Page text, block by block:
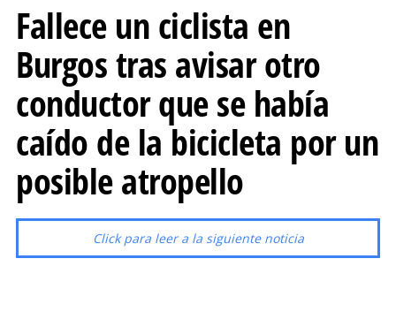
Fallece un ciclista en
Burgos tras avisar otro
conductor que se había
caído de la bicicleta por un
posible atropello
Click para leer a la siguiente noticia